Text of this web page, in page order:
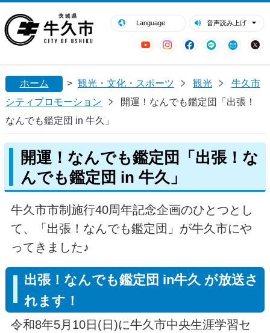
Language 音声読み上げ
YouTubeInstagram
Facebook
LINE Mail
閉じる
ホーム > 観光・文化・スポーツ 観光
牛久市
シティプロモーション
開運！なんでも鑑定団「出張！
なんでも鑑定団 in 牛久」
開運！なんでも鑑定団「出張！な
んでも鑑定団 in 牛久」
牛久市市制施行40周年記念企画のひとつとし
て、「出張！なんでも鑑定団」が牛久市にや
ってきました♪
出張！なんでも鑑定団 in牛久 が放送さ
れます！
令和8年5月10日(日)に牛久市中央生涯学習セ